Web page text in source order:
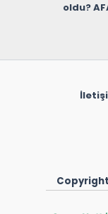
oldu?
Copyright